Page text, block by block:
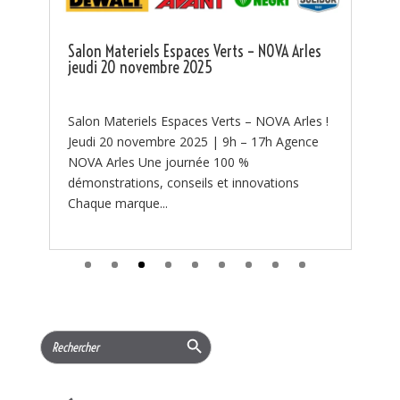
Tsurumi disponible chez NOVA ! 🔥 🔥 La lutte
bonne préparation. 🔥 Chaque été, les...
Search Search Button
CATÉGORIE
PROMOTIONS